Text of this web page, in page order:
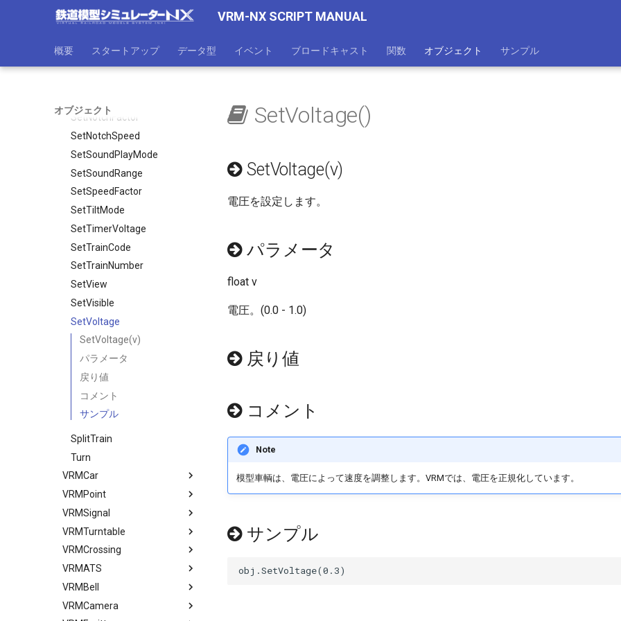
VRM-NX SCRIPT MANUAL
概要 スタートアップ データ型 イベント ブロードキャスト 関数 オブジェクト サンプル
オブジェクト
SetFixVolumeMode
SetNotchFactor
SetNotchSpeed
SetSoundPlayMode
SetSoundRange
SetSpeedFactor
SetTiltMode
SetTimerVoltage
SetTrainCode
SetTrainNumber
SetView
SetVisible
SetVoltage
SetVoltage(v)
パラメータ
戻り値
コメント
サンプル
SplitTrain
Turn
VRMCar
VRMPoint
VRMSignal
VRMTurntable
VRMCrossing
VRMATS
VRMBell
VRMCamera
SetVoltage()
SetVoltage(v)
電圧を設定します。
パラメータ
float v
電圧。(0.0 - 1.0)
戻り値
コメント
Note
模型車輌は、電圧によって速度を調整します。VRMでは、電圧を正規化しています。
サンプル